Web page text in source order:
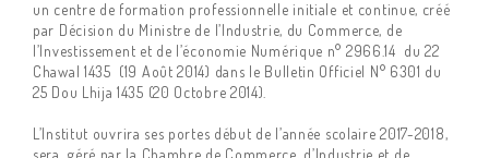
un centre de formation professionnelle initiale et continue, créé
par Décision du Ministre de l’Industrie, du Commerce, de
l’Investissement et de l’économie Numérique n° 2966.14 du 22
Chawal 1435 (19 Août 2014) dans le Bulletin Officiel N° 6301 du
25 Dou Lhija 1435 (20 Octobre 2014).
L’Institut ouvrira ses portes début de l’année scolaire 2017-2018,
sera géré par la Chambre de Commerce, d’Industrie et de